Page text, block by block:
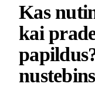
Kas
kai
nustebins